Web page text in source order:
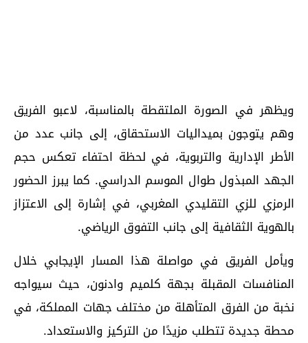
ويظهر في الصورة الملتقطة بالمناسبة، لاعبو الفريق
وهم يتوجون بميداليات الاستحقاق، إلى جانب عدد من
الأطر الإدارية والتربوية، في لحظة احتفاء تعكس حجم
الجهد المبذول طوال الموسم الدراسي. كما يبرز الحضور
الرمزي للزي التقليدي المغربي، في إشارة إلى الاعتزاز
بالهوية الثقافية إلى جانب التفوق الرياضي.
ويأمل الفريق في مواصلة هذا المسار الإيجابي خلال
المنافسات المقبلة بجهة كلميم وادنون، حيث سيواجه
نخبة من الفرق المتأهلة من مختلف جهات المملكة، في
محطة جديدة تتطلب مزيدًا من التركيز والاستعداد.